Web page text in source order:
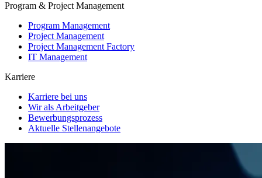
Program & Project Management
Program Management
Project Management
Project Management Factory
IT Management
Karriere
Karriere bei uns
Wir als Arbeitgeber
Bewerbungsprozess
Aktuelle Stellenangebote